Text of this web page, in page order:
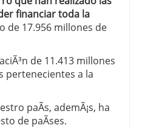
financiar toda la
de 17.956 millones de
de 11.413 millones
pertenecientes a la
paÃ­s, ademÃ¡s, ha
de paÃ­ses.